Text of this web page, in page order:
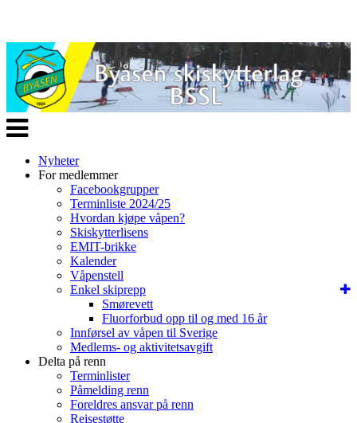
Veksle
navigasjon
Nyheter
For medlemmer
Facebookgrupper
Terminliste 2024/25
Hvordan kjøpe våpen?
Skiskytterlisens
EMIT-brikke
Kalender
Våpenstell
Enkel skiprepp
Smørevett
Fluorforbud opp til og med 16 år
Innførsel av våpen til Sverige
Medlems- og aktivitetsavgift
Delta på renn
Terminlister
Påmelding renn
Foreldres ansvar på renn
Reisestøtte